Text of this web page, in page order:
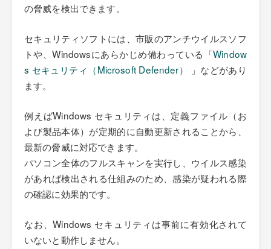
の脅威を検出できます。
セキュリティソフトには、市販のアンチウイルスソフ
トや、Windowsにあらかじめ備わっている「Window
s セキュリティ（Microsoft Defender）
」などがあり
ます。
例えばWindows セキュリティは、定義ファイル（お
よび製品本体）が定期的に自動更新されることから、
最新の脅威に対応できます。
パソコン全体のフルスキャンを実行し、ウイルス感染
があれば検出される仕組みのため、感染が疑われる際
の確認に効果的です。
なお、Windows セキュリティは事前に有効化されて
いないと動作しません。